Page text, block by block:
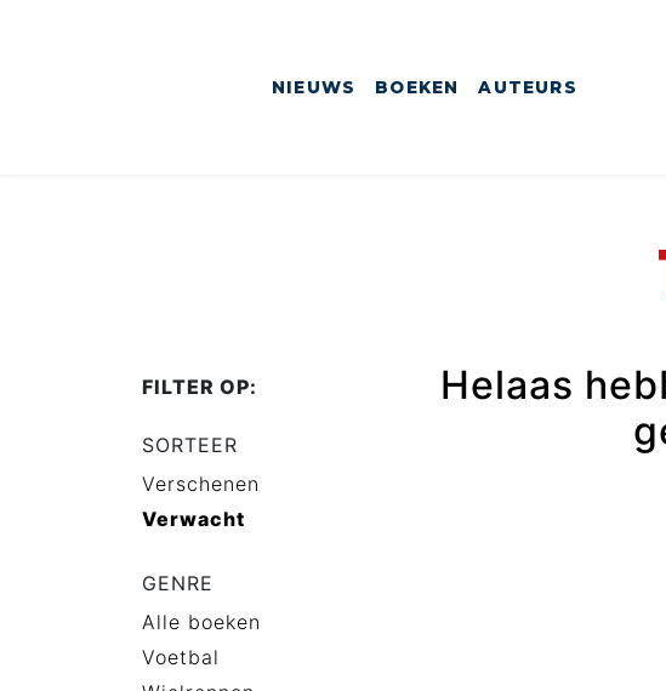
NIEUWS BOEKEN AUTEURS
FILTER OP:
SORTEER
Verschenen
Verwacht
GENRE
Alle boeken
Voetbal
Helaas